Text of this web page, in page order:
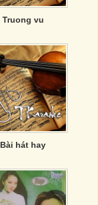
Truong vu
Bài hát hay